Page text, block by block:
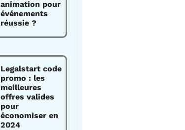
animation pour
événements
réussie ?
Legalstart code
promo : les
meilleures
offres valides
pour
économiser en
2024